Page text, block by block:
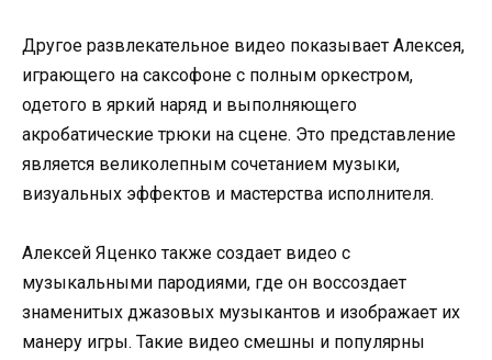
Другое развлекательное видео показывает Алексея,
играющего на саксофоне с полным оркестром,
одетого в яркий наряд и выполняющего
акробатические трюки на сцене. Это представление
является великолепным сочетанием музыки,
визуальных эффектов и мастерства исполнителя.
Алексей Яценко также создает видео с
музыкальными пародиями, где он воссоздает
знаменитых джазовых музыкантов и изображает их
манеру игры. Такие видео смешны и популярны